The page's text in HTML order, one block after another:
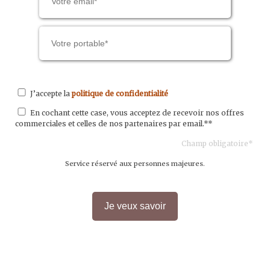
J’accepte lapolitique de confidentialité
En cochant cette case, vous acceptez de recevoir nos offres
commerciales et celles de nos partenaires par email.**
Champ obligatoire*
Service réservé aux personnes majeures.